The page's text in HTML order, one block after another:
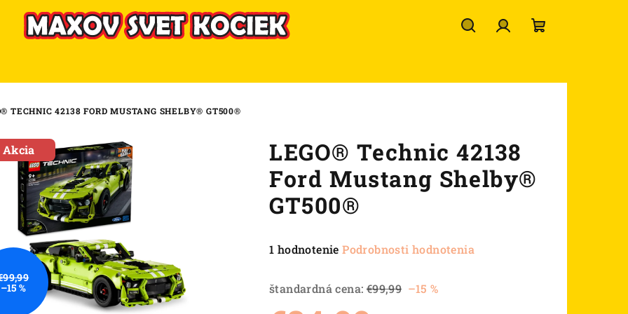
košík
TECHNIC 42138 FORD MUSTANG SHELBY® GT500®
LEGO® Technic 42138
Ford Mustang Shelby®
GT500®
Priemerné
produktu
1 hodnotenie Podrobnosti hodnotenia
štandardná cena: €99,99 –15 %
Akcia
–15 %